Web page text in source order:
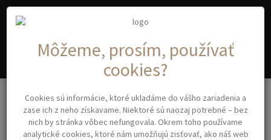
OSMETIC
HAIR CLIPPER SUPERFAST V12 KIEPE 6335 - profesionálny strojček
na strihanie vlasov
Môžeme, prosím, používať
cookies?
Cookies sú informácie, ktoré ukladáme do vášho zariadenia a
zase ich z neho získavame. Niektoré sú naozaj potrebné – bez
nich by stránka vôbec nefungovala. Okrem toho používame
analytické cookies, ktoré nám umožňujú zisťovať, ako náš web